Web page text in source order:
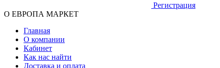
Регистрация
О ЕВРОПА МАРКЕТ
Главная
О компании
Кабинет
Как нас найти
Доставка и оплата